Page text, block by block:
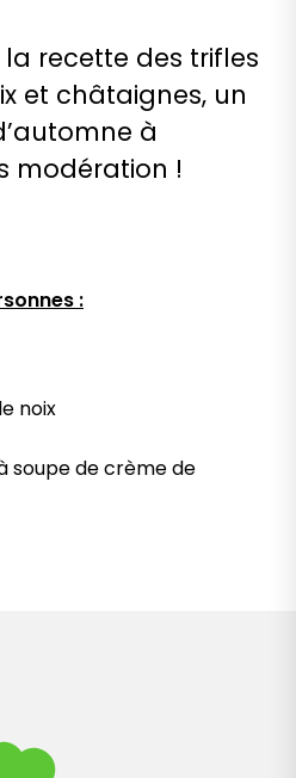
recette des trifles
et châtaignes, un
à
modération !
:
noix
soupe de crème de